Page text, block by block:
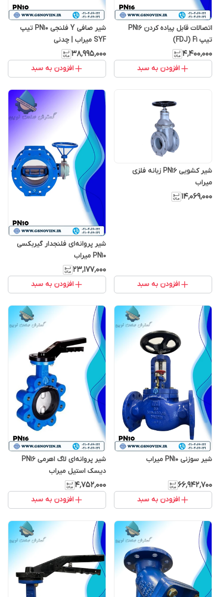
اتصالات قابل پیاده کردن PN16
تیپ FDJ) F1)
۴٬۴۰۰٬۰۰۰
افزودن به سبد
شیر صافی Y فلنجی PN10 تیپ
SYF میراب | چدنی
۳۸٬۹۹۵٬۰۰۰
افزودن به سبد
شیر کشویی PN16 زبانه فلزی
میراب
۱۴٬۰۶۹٬۰۰۰
افزودن به سبد
شیر پروانه‌ای فلنجدار گیربکسی
PN10 میراب
۲۳٬۱۷۷٬۰۰۰
افزودن به سبد
شیر سوزنی PN10 میراب
۶۶٬۹۴۲٬۷۰۰
افزودن به سبد
شیر پروانه‌ای لاگ اهرمی PN16
دیسک استیل میراب
۴٬۷۵۲٬۰۰۰
افزودن به سبد